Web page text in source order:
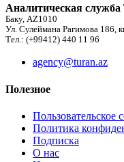
Аналитическая служба
Баку, AZ1010
Ул. Сулеймана Рагимова 186,
Тел.: (+99412) 440 11 96
agency@turan.az
Полезное
Пользовательское
Политика
Подписка
О нас